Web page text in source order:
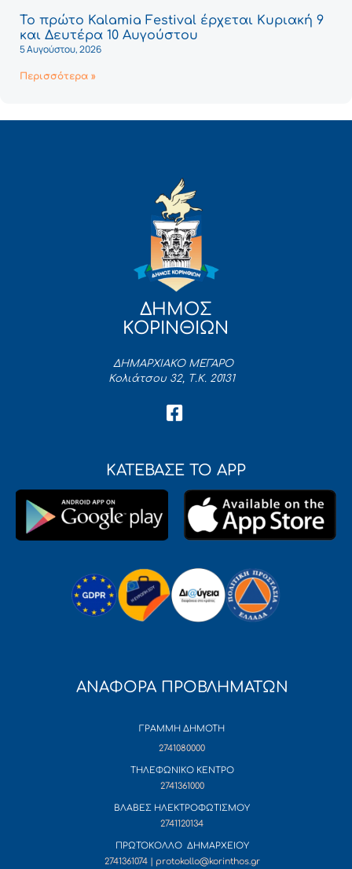
Το πρώτο Kalamia Festival έρχεται Κυριακή 9
και Δευτέρα 10 Αυγούστου
5 Αυγούστου, 2026
Περισσότερα »
ΔΗΜΟΣ
ΚΟΡΙΝΘΙΩΝ
ΔΗΜΑΡΧΙΑΚΟ ΜΕΓΑΡΟ
Κολιάτσου 32, Τ.Κ. 20131
ΚΑΤΕΒΑΣΕ ΤΟ APP
ΑΝΑΦΟΡΑ ΠΡΟΒΛΗΜΑΤΩΝ
ΓΡΑΜΜΗ ΔΗΜΟΤΗ
2741080000
ΤΗΛΕΦΩΝΙΚΟ ΚΕΝΤΡΟ
2741361000
ΒΛΑΒΕΣ ΗΛΕΚΤΡΟΦΩΤΙΣΜΟΥ
2741120134
ΠΡΩΤΟΚΟΛΛΟ ΔΗΜΑΡΧΕΙΟΥ
2741361074 | protokollo@korinthos.gr